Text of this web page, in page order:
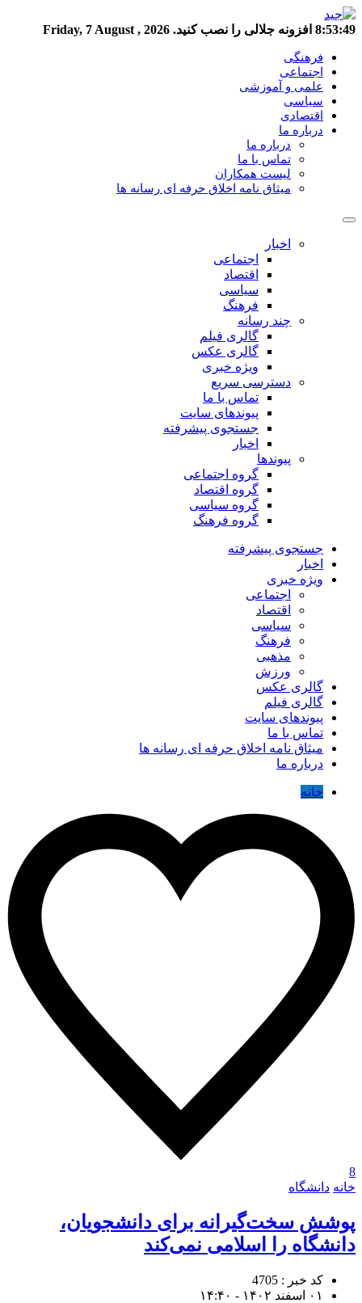
8:53:49 افزونه جلالی را نصب کنید. Friday, 7 August , 2026
فرهنگی
اجتماعی
علمی و آموزشی
سیاسی
اقتصادی
درباره ما
درباره ما
تماس با ما
لیست همکاران
میثاق نامه اخلاق حرفه ای رسانه ها
اخبار
اجتماعی
اقتصاد
سیاسی
فرهنگ
چند رسانه
گالری فیلم
گالری عکس
ویژه خبری
دسترسی سریع
تماس با ما
پیوندهای سایت
جستجوی پیشرفته
اخبار
پیوندها
گروه اجتماعی
گروه اقتصاد
گروه سیاسی
گروه فرهنگ
جستجوی پیشرفته
اخبار
ویژه خبری
اجتماعی
اقتصاد
سیاسی
فرهنگ
مذهبی
ورزش
گالری عکس
گالری فیلم
پیوندهای سایت
تماس با ما
میثاق نامه اخلاق حرفه ای رسانه ها
درباره ما
خانه
8
خانه دانشگاه
پوشش سخت‌گیرانه برای دانشجویان،
دانشگاه را اسلامی نمی‌کند
کد خبر : 4705
۰۱ اسفند ۱۴۰۲ - ۱۴:۴۰